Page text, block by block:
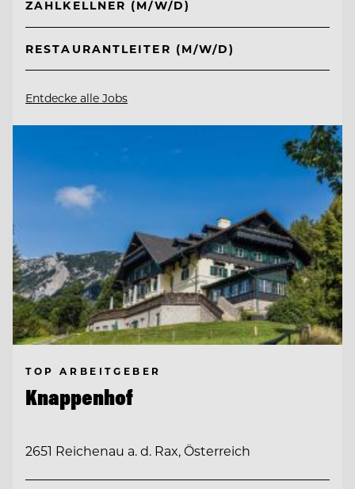
ZAHLKELLNER (M/W/D)
RESTAURANTLEITER (M/W/D)
Entdecke alle Jobs
TOP ARBEITGEBER
Knappenhof
2651 Reichenau a. d. Rax, Österreich